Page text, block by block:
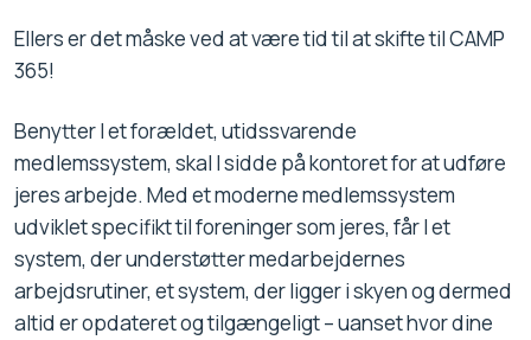
Ellers er det måske ved at være tid til at skifte til CAMP
365!
Benytter I et forældet, utidssvarende
medlemssystem, skal I sidde på kontoret for at udføre
jeres arbejde. Med et moderne medlemssystem
udviklet specifikt til foreninger som jeres, får I et
system, der understøtter medarbejdernes
arbejdsrutiner, et system, der ligger i skyen og dermed
altid er opdateret og tilgængeligt – uanset hvor dine